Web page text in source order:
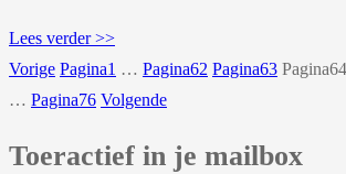
Lees verder >>
Vorige Pagina1 … Pagina62 Pagina63 Pagina64
… Pagina76 Volgende
Toeractief in je mailbox